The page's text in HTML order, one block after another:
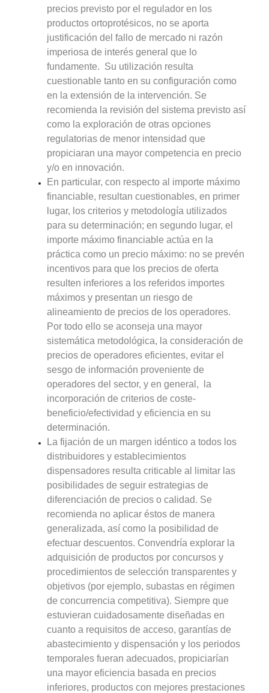
precios previsto por el regulador en los
productos ortoprotésicos, no se aporta
justificación del fallo de mercado ni razón
imperiosa de interés general que lo
fundamente. Su utilización resulta
cuestionable tanto en su configuración como
en la extensión de la intervención. Se
recomienda la revisión del sistema previsto así
como la exploración de otras opciones
regulatorias de menor intensidad que
propiciaran una mayor competencia en precio
y/o en innovación.
En particular, con respecto al importe máximo
financiable, resultan cuestionables, en primer
lugar, los criterios y metodología utilizados
para su determinación; en segundo lugar, el
importe máximo financiable actúa en la
práctica como un precio máximo: no se prevén
incentivos para que los precios de oferta
resulten inferiores a los referidos importes
máximos y presentan un riesgo de
alineamiento de precios de los operadores.
Por todo ello se aconseja una mayor
sistemática metodológica, la consideración de
precios de operadores eficientes, evitar el
sesgo de información proveniente de
operadores del sector, y en general, la
incorporación de criterios de coste-
beneficio/efectividad y eficiencia en su
determinación.
La fijación de un margen idéntico a todos los
distribuidores y establecimientos
dispensadores resulta criticable al limitar las
posibilidades de seguir estrategias de
diferenciación de precios o calidad. Se
recomienda no aplicar éstos de manera
generalizada, así como la posibilidad de
efectuar descuentos. Convendría explorar la
adquisición de productos por concursos y
procedimientos de selección transparentes y
objetivos (por ejemplo, subastas en régimen
de concurrencia competitiva). Siempre que
estuvieran cuidadosamente diseñadas en
cuanto a requisitos de acceso, garantías de
abastecimiento y dispensación y los periodos
temporales fueran adecuados, propiciarían
una mayor eficiencia basada en precios
inferiores, productos con mejores prestaciones